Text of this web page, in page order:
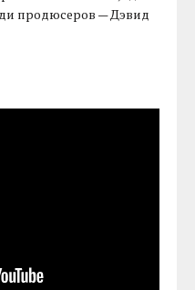
продюсеров — Дэвид